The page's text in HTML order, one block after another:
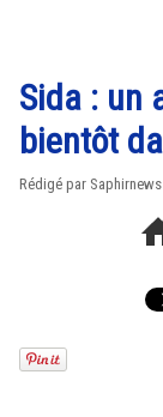
Sida : un
bientôt
Rédigé par